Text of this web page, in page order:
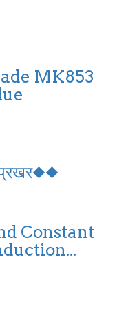
MK853
प्रखर◆◆
Constant